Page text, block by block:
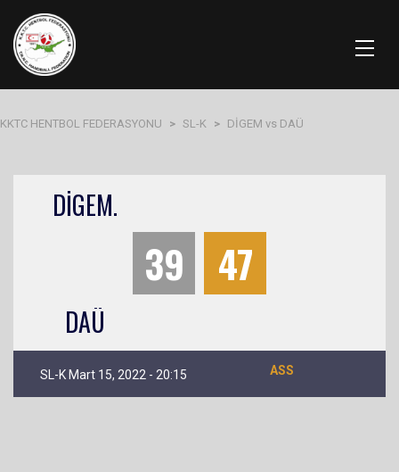
KKTC HENTBOL FEDERASYONU > SL-K > DİGEM vs DAÜ
DİGEM.
39 47
DAÜ
SL-K Mart 15, 2022 - 20:15 ASS